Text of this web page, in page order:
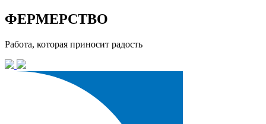
ФЕРМЕРСТВО
Работа, которая приносит радость